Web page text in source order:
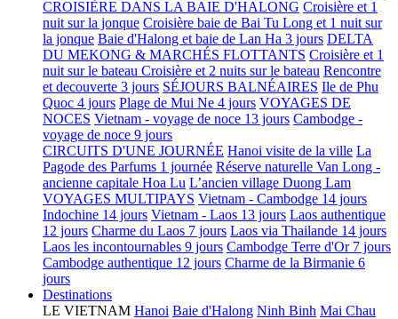
CROISIÈRE DANS LA BAIE D'HALONG Croisière et 1
nuit sur la jonque Croisière baie de Bai Tu Long et 1 nuit sur
la jonque Baie d'Halong et baie de Lan Ha 3 jours DELTA
DU MEKONG & MARCHÉS FLOTTANTS Croisière et 1
nuit sur le bateau Croisière et 2 nuits sur le bateau Rencontre
et decouverte 3 jours SÉJOURS BALNÉAIRES Ile de Phu
Quoc 4 jours Plage de Mui Ne 4 jours VOYAGES DE
NOCES Vietnam - voyage de noce 13 jours Cambodge -
voyage de noce 9 jours
CIRCUITS D'UNE JOURNÉE Hanoi visite de la ville La
Pagode des Parfums 1 journée Réserve naturelle Van Long -
ancienne capitale Hoa Lu L’ancien village Duong Lam
VOYAGES MULTIPAYS Vietnam - Cambodge 14 jours
Indochine 14 jours Vietnam - Laos 13 jours Laos authentique
12 jours Charme du Laos 7 jours Laos via Thailande 14 jours
Laos les incontournables 9 jours Cambodge Terre d'Or 7 jours
Cambodge authentique 12 jours Charme de la Birmanie 6
jours
Destinations
LE VIETNAM Hanoi Baie d'Halong Ninh Binh Mai Chau